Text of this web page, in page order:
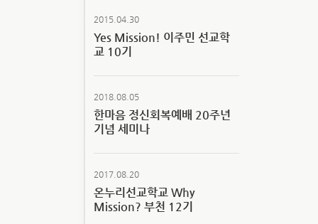
2015.04.30
Yes Mission! 이주민 선교학
교 10기
2018.08.05
한마음 정신회복예배 20주년
기념 세미나
2017.08.20
온누리선교학교 Why
Mission? 부천 12기